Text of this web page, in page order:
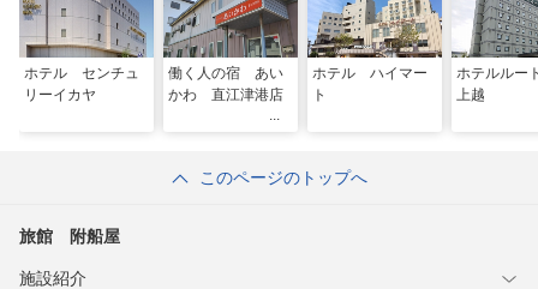
ホテル センチュ
リーイカヤ
働く人の宿 あい
かわ 直江津港店
ホテル ハイマー
ト
ホテルルー
上越
このページのトップへ
旅館 附船屋
施設紹介